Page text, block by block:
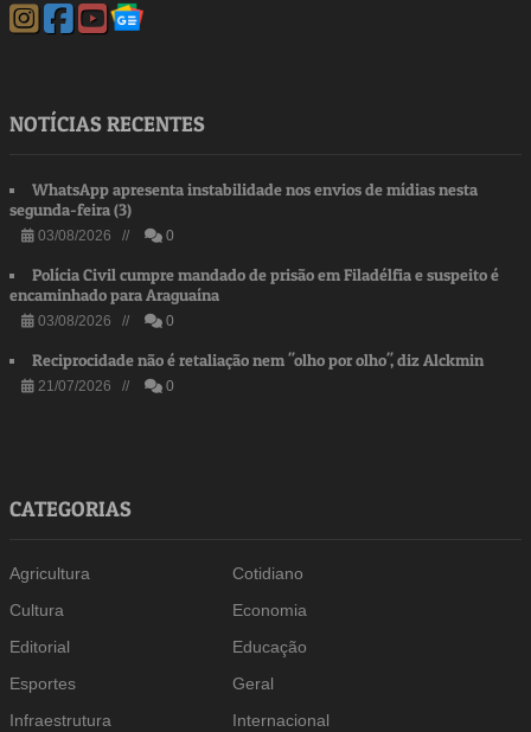
NOTÍCIAS RECENTES
WhatsApp apresenta instabilidade nos envios de mídias nesta
segunda-feira (3)
03/08/2026 // 0
Polícia Civil cumpre mandado de prisão em Filadélfia e suspeito é
encaminhado para Araguaína
03/08/2026 // 0
Reciprocidade não é retaliação nem "olho por olho", diz Alckmin
21/07/2026 // 0
CATEGORIAS
Agricultura
Cotidiano
Cultura
Economia
Editorial
Educação
Esportes
Geral
Infraestrutura
Internacional